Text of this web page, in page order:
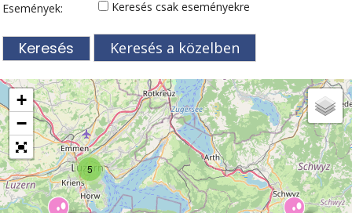
Történelem Túra Vár és kastély
Városkalauzok Világörökség
Zöldturista Zürich
Események:
Keresés csak eseményekre
Keresés a közelben
5
+
−